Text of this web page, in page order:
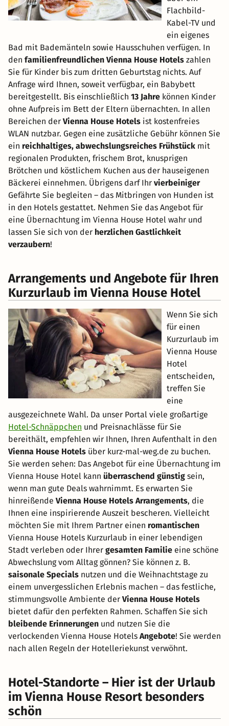
Flachbild-
Kabel-TV und
ein eigenes
Bad mit Bademänteln sowie Hausschuhen verfügen. In
den familienfreundlichen Vienna House Hotels zahlen
Sie für Kinder bis zum dritten Geburtstag nichts. Auf
Anfrage wird Ihnen, soweit verfügbar, ein Babybett
bereitgestellt. Bis einschließlich 13 Jahre können Kinder
ohne Aufpreis im Bett der Eltern übernachten. In allen
Bereichen der Vienna House Hotels ist kostenfreies
WLAN nutzbar. Gegen eine zusätzliche Gebühr können Sie
ein reichhaltiges, abwechslungsreiches Frühstück mit
regionalen Produkten, frischem Brot, knusprigen
Brötchen und köstlichem Kuchen aus der hauseigenen
Bäckerei einnehmen. Übrigens darf Ihr vierbeiniger
Gefährte Sie begleiten – das Mitbringen von Hunden ist
in den Hotels gestattet. Nehmen Sie das Angebot für
eine Übernachtung im Vienna House Hotel wahr und
lassen Sie sich von der herzlichen Gastlichkeit
verzaubern!
Arrangements und Angebote für Ihren
Kurzurlaub im Vienna House Hotel
Wenn Sie sich
für einen
Kurzurlaub im
Vienna House
Hotel
entscheiden,
treffen Sie
eine
ausgezeichnete Wahl. Da unser Portal viele großartige
Hotel-Schnäppchen und Preisnachlässe für Sie
bereithält, empfehlen wir Ihnen, Ihren Aufenthalt in den
Vienna House Hotels über kurz-mal-weg.de zu buchen.
Sie werden sehen: Das Angebot für eine Übernachtung im
Vienna House Hotel kann überraschend günstig sein,
wenn man gute Deals wahrnimmt. Es erwarten Sie
hinreißende Vienna House Hotels Arrangements, die
Ihnen eine inspirierende Auszeit bescheren. Vielleicht
möchten Sie mit Ihrem Partner einen romantischen
Vienna House Hotels Kurzurlaub in einer lebendigen
Stadt verleben oder Ihrer gesamten Familie eine schöne
Abwechslung vom Alltag gönnen? Sie können z. B.
saisonale Specials nutzen und die Weihnachtstage zu
einem unvergesslichen Erlebnis machen – das festliche,
stimmungsvolle Ambiente der Vienna House Hotels
bietet dafür den perfekten Rahmen. Schaffen Sie sich
bleibende Erinnerungen und nutzen Sie die
verlockenden Vienna House Hotels Angebote! Sie werden
nach allen Regeln der Hotelleriekunst verwöhnt.
Hotel-Standorte – Hier ist der Urlaub
im Vienna House Resort besonders
schön